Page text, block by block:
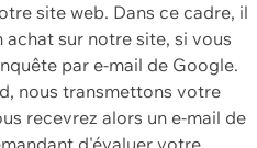
site web. Dans ce cadre, il
sur notre site, si vous
par e-mail de Google.
nous transmettons votre
recevrez alors un e-mail de